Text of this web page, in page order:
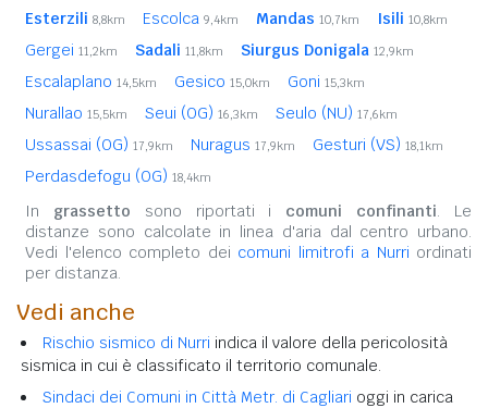
Esterzili 8,8km Escolca 9,4km Mandas 10,7km Isili 10,8km
Gergei 11,2km Sadali 11,8km Siurgus Donigala 12,9km
Escalaplano 14,5km Gesico 15,0km Goni 15,3km
Nurallao 15,5km Seui (OG) 16,3km Seulo (NU) 17,6km
Ussassai (OG) 17,9km Nuragus 17,9km Gesturi (VS) 18,1km
Perdasdefogu (OG) 18,4km
In grassetto sono riportati i comuni confinanti. Le
distanze sono calcolate in linea d'aria dal centro urbano.
Vedi l'elenco completo dei comuni limitrofi a Nurri ordinati
per distanza.
Vedi anche
Rischio sismico di Nurri indica il valore della pericolosità
sismica in cui è classificato il territorio comunale.
Sindaci dei Comuni in Città Metr. di Cagliari oggi in carica